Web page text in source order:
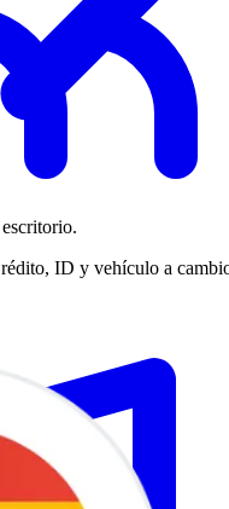
ID y vehículo a